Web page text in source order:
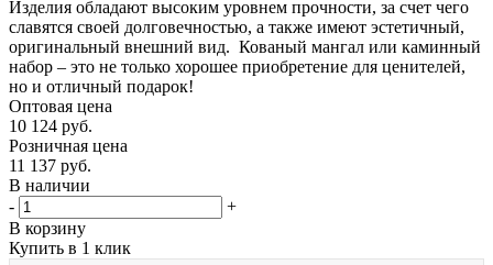
Изделия обладают высоким уровнем прочности, за счет чего
славятся своей долговечностью, а также имеют эстетичный,
оригинальный внешний вид. Кованый мангал или каминный
набор – это не только хорошее приобретение для ценителей,
но и отличный подарок!
Оптовая цена
10 124 руб.
Розничная цена
11 137 руб.
В наличии
-
+
В корзину
Купить в 1 клик